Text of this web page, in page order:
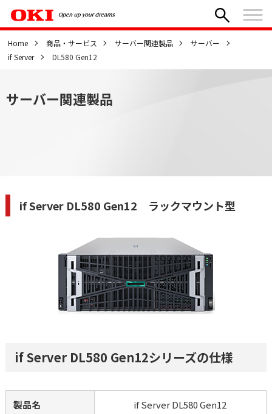
Home 商品・サービス サーバー関連製品
サーバー
if Server
DL580 Gen12
サーバー関連製品
if Server DL580 Gen12 ラックマウント型
if Server DL580 Gen12シリーズの仕様
製品名 if Server DL580 Gen12